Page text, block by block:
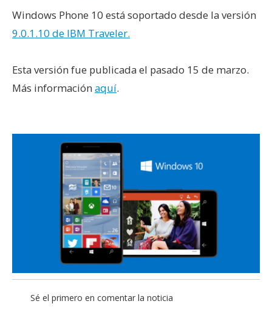
Windows Phone 10 está soportado desde la versión
9.0.1.10 de IBM Traveler.
Esta versión fue publicada el pasado 15 de marzo.
Más información aquí.
Sé el primero en comentar la noticia